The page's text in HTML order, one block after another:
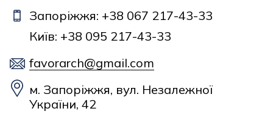
Запоріжжя: +38 067 217-43-33
Київ: +38 095 217-43-33
favorarch@gmail.com
м. Запоріжжя, вул. Незалежної
України, 42